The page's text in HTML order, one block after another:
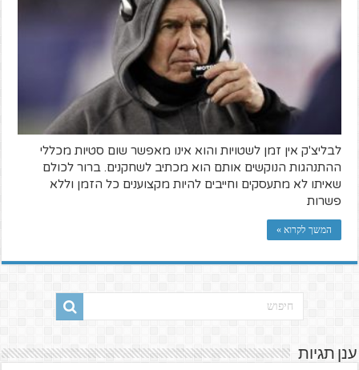
לבליצ'ק אין זמן לשטויות והוא אינו מאפשר שום סטיות מכללי
ההתנהגות הנוקשים אותם הוא מכתיב לשחקנים. ברור לכולם
שאיתו לא מתעסקים וחייבים להיות מקצוענים כל הזמן וללא
פשרות
המשך לקרוא »
ענן תגיות